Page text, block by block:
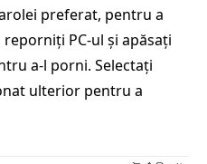
preferat, pentru a
PC-ul și apăsați
a-l porni. Selectați
ulterior pentru a